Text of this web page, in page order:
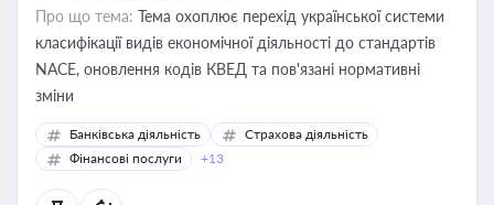
Про що тема: Тема охоплює перехід української системи
класифікації видів економічної діяльності до стандартів
NACE, оновлення кодів КВЕД та пов'язані нормативні
зміни
Банківська діяльність
Страхова діяльність
Фінансові послуги
+13